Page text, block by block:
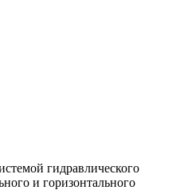
гидравлического
и горизонтального